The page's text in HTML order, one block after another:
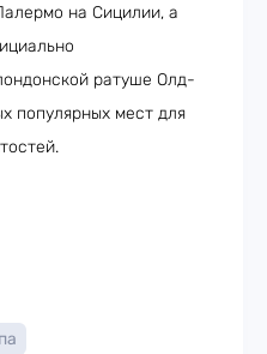
на Сицилии, а
ратуше Олд-
популярных мест для